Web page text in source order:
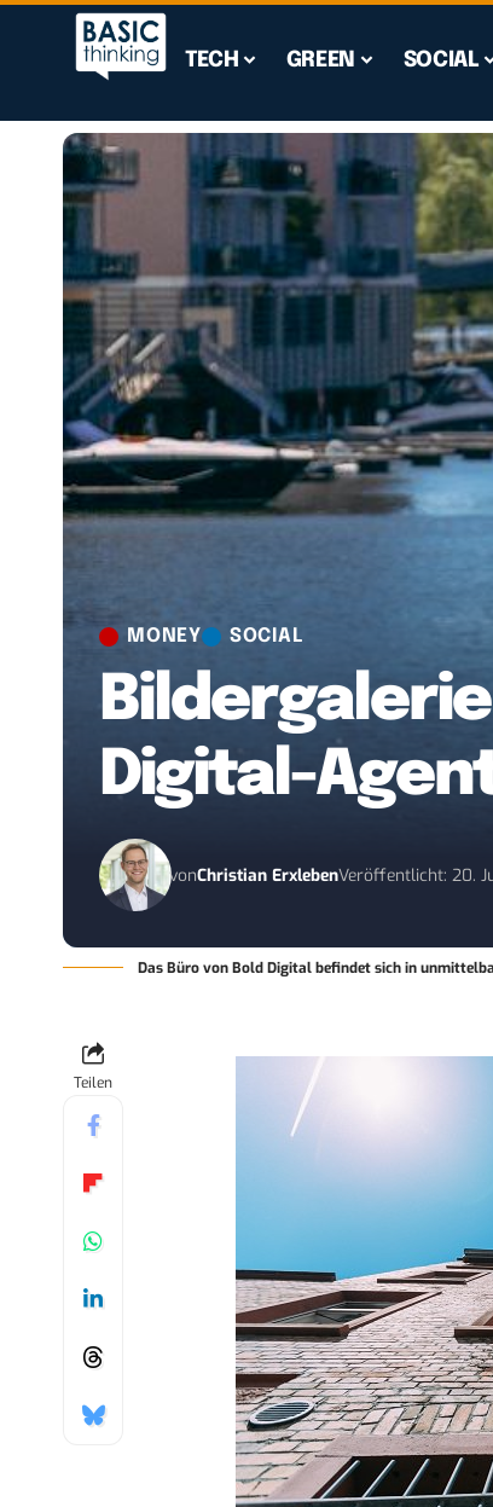
TECH GREEN SOCIAL
MONEY SOCIAL
Digital-
vonChristian ErxlebenVeröffentlicht: 20.
Das Büro von Bold Digital befindet sich in
Teilen